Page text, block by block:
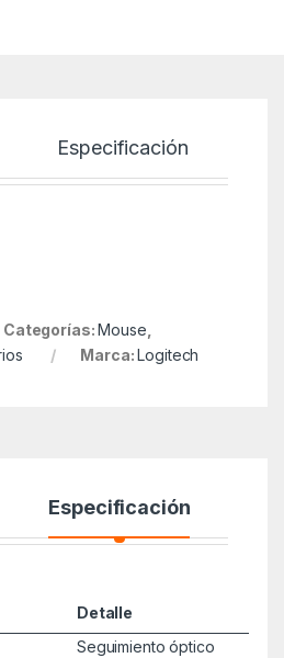
Especificación
Categorías:Mouse
Marca:Logitech
Especificación
Detalle
Seguimiento óptico